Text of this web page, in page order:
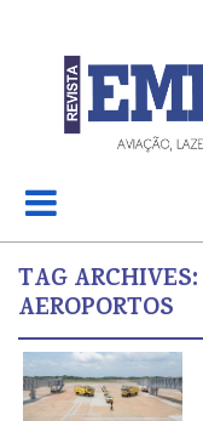
TAG ARCHIVES:
AEROPORTOS